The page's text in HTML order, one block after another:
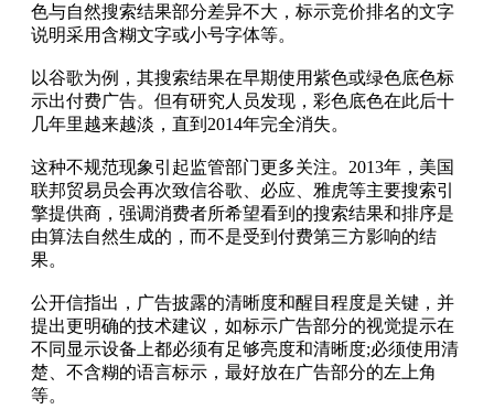
色与自然搜索结果部分差异不大，标示竞价排名的文字
说明采用含糊文字或小号字体等。
以谷歌为例，其搜索结果在早期使用紫色或绿色底色标
示出付费广告。但有研究人员发现，彩色底色在此后十
几年里越来越淡，直到2014年完全消失。
这种不规范现象引起监管部门更多关注。2013年，美国
联邦贸易员会再次致信谷歌、必应、雅虎等主要搜索引
擎提供商，强调消费者所希望看到的搜索结果和排序是
由算法自然生成的，而不是受到付费第三方影响的结
果。
公开信指出，广告披露的清晰度和醒目程度是关键，并
提出更明确的技术建议，如标示广告部分的视觉提示在
不同显示设备上都必须有足够亮度和清晰度;必须使用清
楚、不含糊的语言标示，最好放在广告部分的左上角
等。